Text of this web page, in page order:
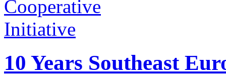
10 Years Southeast